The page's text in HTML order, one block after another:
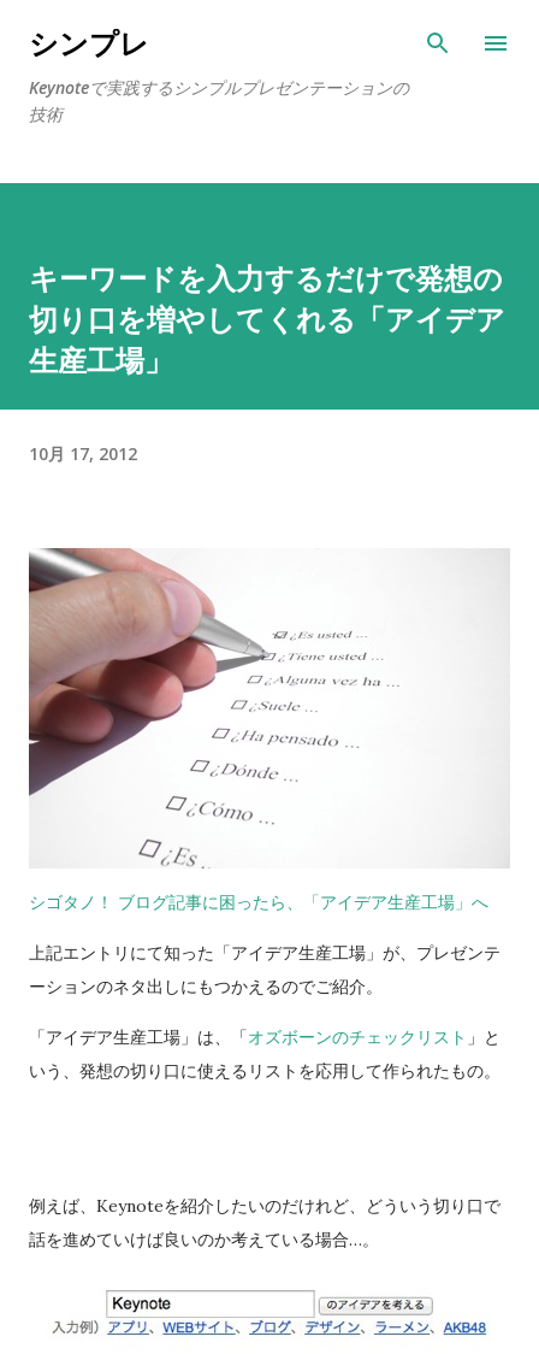
スキップしてメイン コンテンツに移動
シンプレ
Keynoteで実践するシンプルプレゼンテーションの
技術
キーワードを入力するだけで発想の
切り口を増やしてくれる「アイデア
生産工場」
10月 17, 2012
シゴタノ！ ブログ記事に困ったら、「アイデア生産工場」へ
上記エントリにて知った「アイデア生産工場」が、プレゼンテ
ーションのネタ出しにもつかえるのでご紹介。
「アイデア生産工場」は、「オズボーンのチェックリスト 」と
いう、発想の切り口に使えるリストを応用して作られたもの。
例えば、Keynoteを紹介したいのだけれど、どういう切り口で
話を進めていけば良いのか考えている場合…。